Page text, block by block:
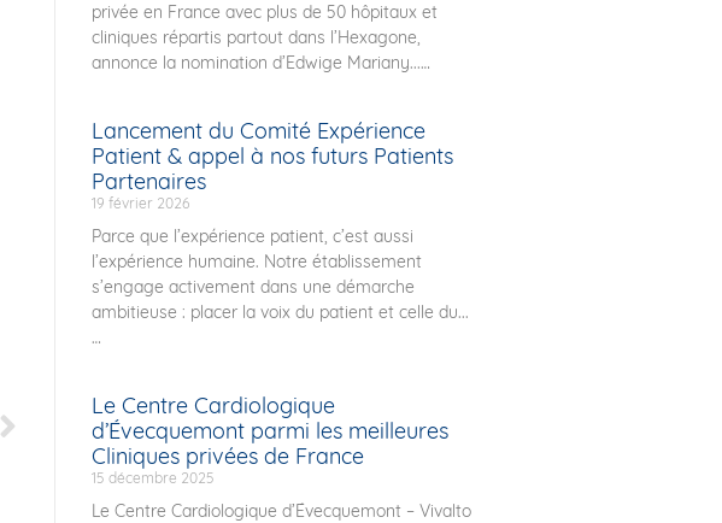
privée en France avec plus de 50 hôpitaux et
cliniques répartis partout dans l’Hexagone,
annonce la nomination d’Edwige Mariany...
Lancement du Comité Expérience
Patient & appel à nos futurs Patients
Partenaires
19 février 2026
Parce que l’expérience patient, c’est aussi
l’expérience humaine. Notre établissement
s’engage activement dans une démarche
ambitieuse : placer la voix du patient et celle du...
Le Centre Cardiologique
d’Évecquemont parmi les meilleures
Cliniques privées de France
15 décembre 2025
Le Centre Cardiologique d’Évecquemont – Vivalto